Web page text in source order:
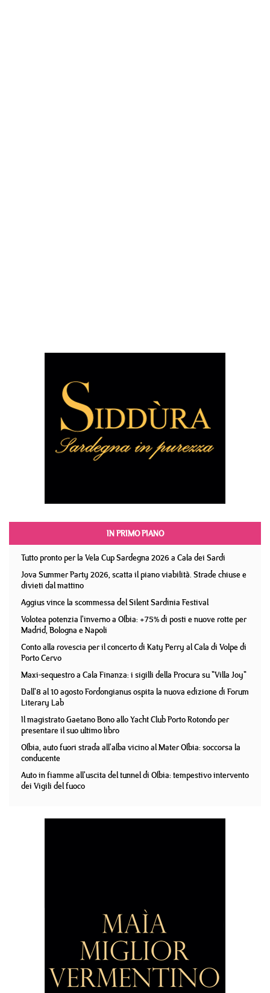
IN PRIMO PIANO
Tutto pronto per la Vela Cup Sardegna 2026 a Cala dei Sardi
Jova Summer Party 2026, scatta il piano viabilità. Strade chiuse e
divieti dal mattino
Aggius vince la scommessa del Silent Sardinia Festival
Volotea potenzia l'inverno a Olbia: +75% di posti e nuove rotte per
Madrid, Bologna e Napoli
Conto alla rovescia per il concerto di Katy Perry al Cala di Volpe di
Porto Cervo
Maxi-sequestro a Cala Finanza: i sigilli della Procura su "Villa Joy"
Dall'8 al 10 agosto Fordongianus ospita la nuova edizione di Forum
Literary Lab
Il magistrato Gaetano Bono allo Yacht Club Porto Rotondo per
presentare il suo ultimo libro
Olbia, auto fuori strada all'alba vicino al Mater Olbia: soccorsa la
conducente
Auto in fiamme all'uscita del tunnel di Olbia: tempestivo intervento
dei Vigili del fuoco